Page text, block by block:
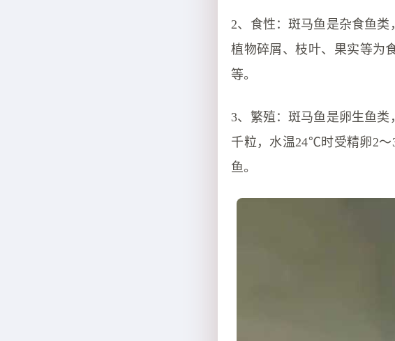
2、食性：斑马鱼是杂食鱼
植物碎屑、枝叶、果实等为
等。
3、繁殖：斑马鱼是卵生鱼
千粒，水温24℃时受精卵2
鱼。